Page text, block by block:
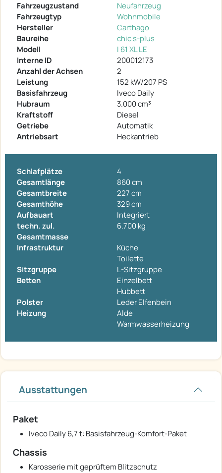
Fahrzeugzustand
Neufahrzeug
Fahrzeugtyp
Wohnmobile
Hersteller
Carthago
Baureihe
chic s-plus
Modell
I 61 XL LE
Interne ID
200012173
Anzahl der Achsen
2
Leistung
152 kW/207 PS
Basisfahrzeug
Iveco Daily
Hubraum
3.000 cm³
Kraftstoff
Diesel
Getriebe
Automatik
Antriebsart
Heckantrieb
Schlafplätze
4
Gesamtlänge
860 cm
Gesamtbreite
227 cm
Gesamthöhe
329 cm
Aufbauart
Integriert
techn. zul.
Gesamtmasse
6.700 kg
Infrastruktur
Küche
Toilette
Sitzgruppe
L-Sitzgruppe
Betten
Einzelbett
Hubbett
Polster
Leder Elfenbein
Heizung
Alde
Warmwasserheizung
Ausstattungen
Paket
Iveco Daily 6,7 t: Basisfahrzeug-Komfort-Paket
Chassis
Karosserie mit geprüftem Blitzschutz